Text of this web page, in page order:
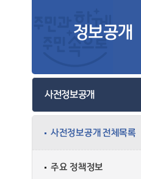
정보공개
사전정보공개
사전정보공개 전체목록
주요 정책정보